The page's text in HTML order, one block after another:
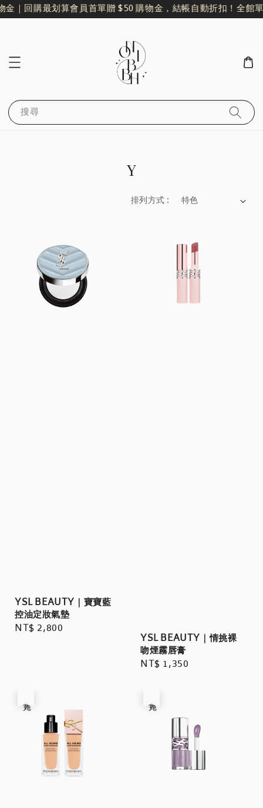
｜回購最划算會員首單贈 $50 購物金，結帳自動折扣！全館單
搜尋
Y
排列方式 :
YSL BEAUTY｜寶寶藍
控油定妝氣墊
Regular
NT$ 2,800
YSL BEAUTY｜情挑裸
吻煙霧唇膏
Regular
NT$ 1,350